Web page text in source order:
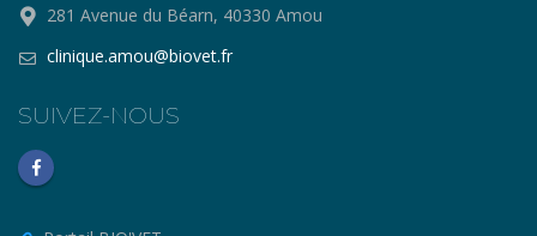
281 Avenue du Béarn, 40330 Amou
clinique.amou@biovet.fr
SUIVEZ-NOUS